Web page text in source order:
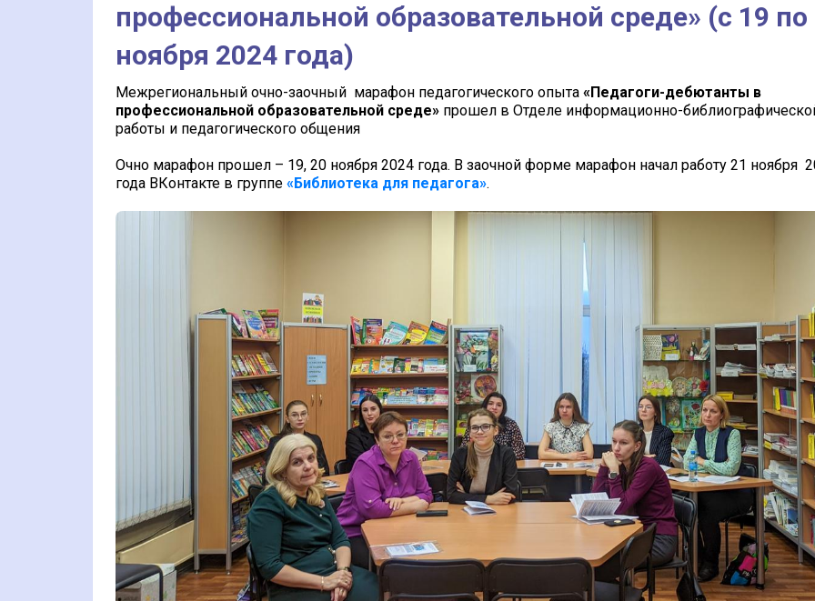
профессиональной образовательной среде» (с 19 по
ноября 2024 года)
Межрегиональный очно-заочный марафон педагогического опыта «Педагоги-дебютанты в
профессиональной образовательной среде» прошел в Отделе информационно-
работы и педагогического общения
Очно марафон прошел – 19, 20 ноября 2024 года. В заочной форме марафон начал работу 21 ноября
года ВКонтакте в группе «Библиотека для педагога».